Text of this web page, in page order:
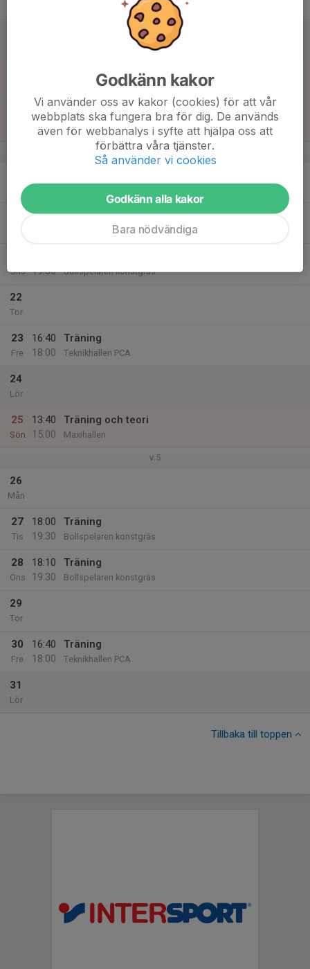
Teknikhallen PCA
Träning
Maxihallen
15:30
17:00
Ledarmöte
Trece
v.4
Mån
18:10
Träning
Bollspelaren konstgräs
Ons
19:30
Bollspelaren konstgräs
22
Tor
23
Fre
16:40
18:00
Träning
Teknikhallen PCA
24
Lör
25
Sön
13:40
15:00
Träning och teori
Maxihallen
v.5
26
Mån
27
Tis
18:00
19:30
Träning
Bollspelaren konstgräs
28
Ons
18:10
19:30
Träning
Bollspelaren konstgräs
29
Tor
30
Fre
16:40
18:00
Träning
Teknikhallen PCA
31
Lör
Tillbaka till toppen
Godkänn kakor
Vi använder oss av kakor (cookies) för att vår
webbplats ska fungera bra för dig. De används
även för webbanalys i syfte att hjälpa oss att
förbättra våra tjänster.
Så använder vi cookies
Godkänn alla kakor
Bara nödvändiga